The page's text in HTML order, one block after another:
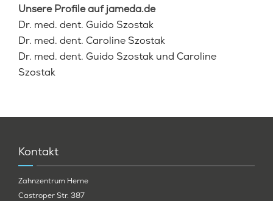
Unsere Profile auf jameda.de
Dr. med. dent. Guido Szostak
Dr. med. dent. Caroline Szostak
Dr. med. dent. Guido Szostak und Caroline
Szostak
Kontakt
Zahnzentrum Herne
Castroper Str. 387